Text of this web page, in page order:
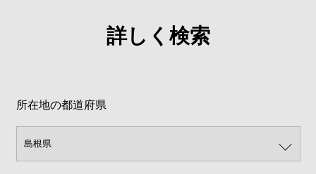
詳しく検索
所在地の都道府県